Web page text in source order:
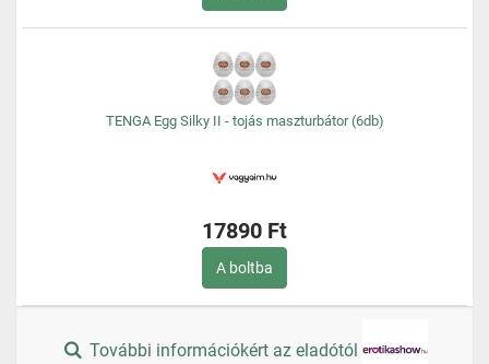
TENGA Egg Silky II - tojás maszturbátor (6db)
17890 Ft
A boltba
További információkért az eladótól